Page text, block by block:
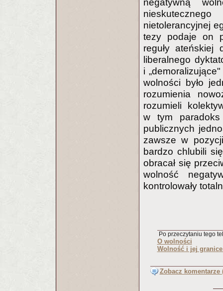
negatywną
nietolerancyjnej
tezy podaje on
reguły ateńskiej
liberalnego
i
wolności było
rozumienia
rozumieli
w tym
publicznych
zawsze w
bardzo chlubili
obracał się
wolność
kontrolowały
Po przeczytaniu tego
O wolności
Wolność i jej
Zobacz komentarze